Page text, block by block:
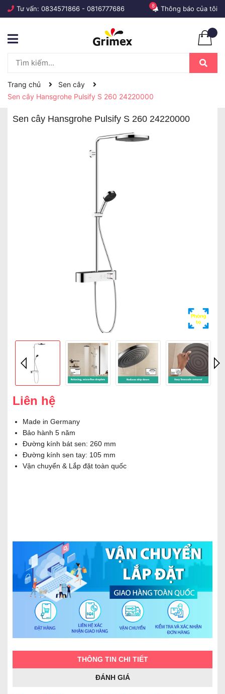
Tư vấn: 0834571866 - 0816777686 Thông báo của tôi
8
Trang chủ
Sen cây
Sen cây Hansgrohe Pulsify S 260 24220000
Sen cây Hansgrohe Pulsify S 260 24220000
Phóng
to
Liên hệ
Made in Germany
Bảo hành 5 năm
Đường kính bát sen: 260 mm
Đường kính sen tay: 105 mm
Vận chuyển & Lắp đặt toàn quốc
THÔNG TIN CHI TIẾT
ĐÁNH GIÁ